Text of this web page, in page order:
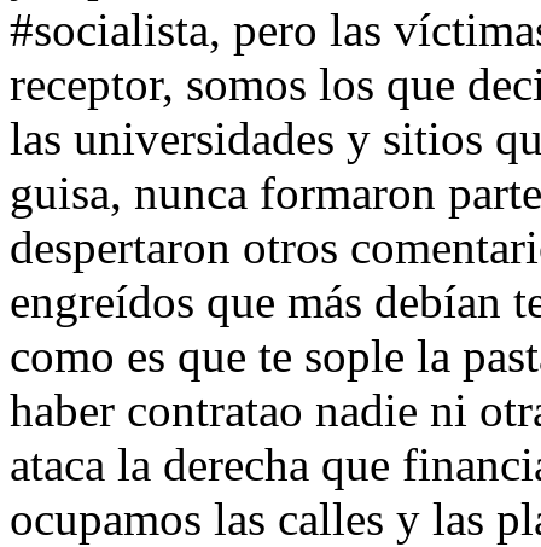
#socialista, pero las
receptor, somos los que
las universidades y sitios
guisa, nunca formaron
despertaron otros
engreídos que más debían
como es que te sople la
haber contratao nadie ni
ataca la derecha que
ocupamos las calles y las